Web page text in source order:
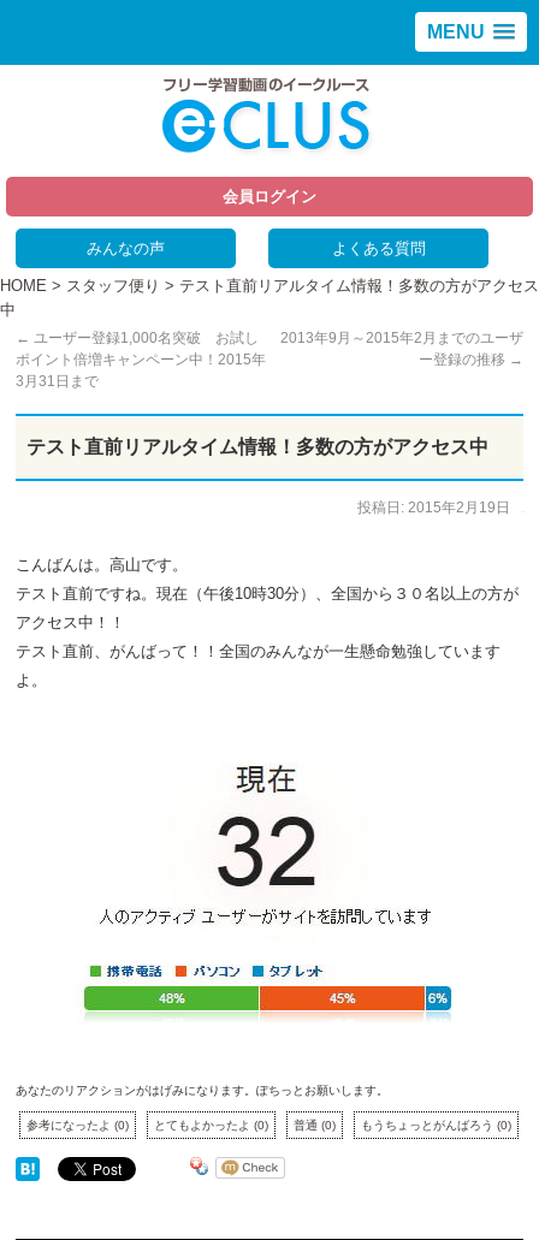
MENU
会員ログイン
みんなの声 よくある質問
HOME > スタッフ便り > テスト直前リアルタイム情報！多数の方がアクセス
中
← ユーザー登録1,000名突破 お試し
ポイント倍増キャンペーン中！2015年
3月31日まで
2013年9月～2015年2月までのユーザ
ー登録の推移 →
テスト直前リアルタイム情報！多数の方がアクセス中
投稿日: 2015年2月19日
こんばんは。高山です。
テスト直前ですね。現在（午後10時30分）、全国から３０名以上の方が
アクセス中！！
テスト直前、がんばって！！全国のみんなが一生懸命勉強しています
よ。
あなたのリアクションがはげみになります。ぽちっとお願いします。
参考になったよ(0) とてもよかったよ(0) 普通(0) もうちょっとがんばろう(0)